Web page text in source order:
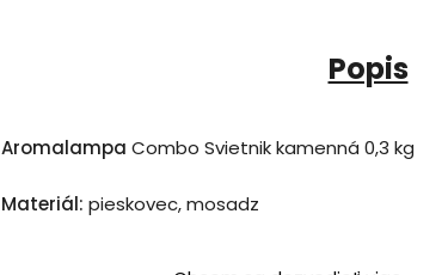
Popis
Aromalampa Combo Svietnik kamenná 0,3 kg
Materiál: pieskovec, mosadz